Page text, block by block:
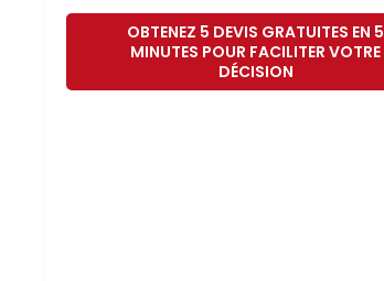
OBTENEZ 5 DEVIS GRATUITES EN 5
MINUTES POUR FACILITER VOTRE
DÉCISION